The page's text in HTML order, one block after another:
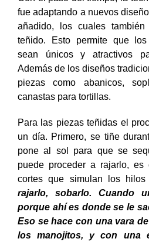
fue adaptando a nuevos
añadido, los cuales
teñido. Esto permite que los
sean únicos y atractivos
Además de los diseños
piezas como abanicos,
canastas para tortillas.
Para las piezas teñidas el
un día. Primero, se tiñe
pone al sol para que se
puede proceder a rajarlo, es
cortes que simulan los hilos
rajarlo, sobarlo. Cuando
porque ahí es donde se le
Eso se hace con una vara
los manojitos, y con una